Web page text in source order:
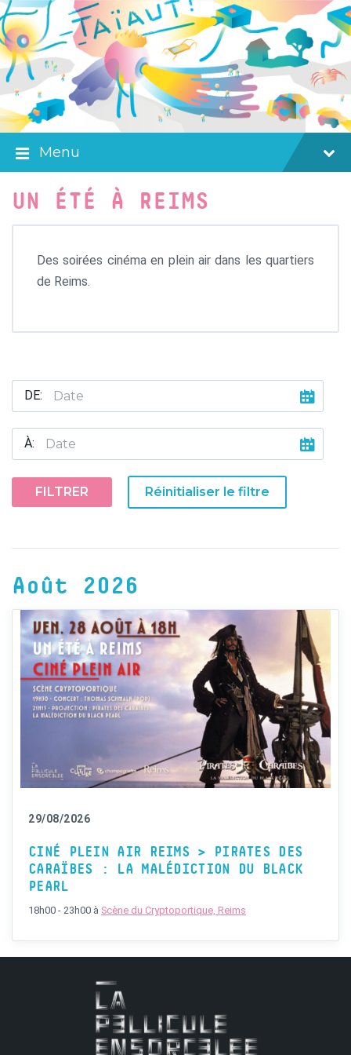
Skip
to
content
Skip
to
main
navigation
Skip
to
footer
Menu
UN ÉTÉ À REIMS
Des soirées cinéma en plein air dans les quartiers
de Reims.
DE:
À:
FILTRER Réinitialiser le filtre
Août 2026
29/08/2026
CINÉ PLEIN AIR REIMS > PIRATES DES
CARAÏBES : LA MALÉDICTION DU BLACK
PEARL
18h00 - 23h00 à Scène du Cryptoportique, Reims